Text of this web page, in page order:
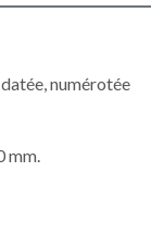
numérotée
mm.